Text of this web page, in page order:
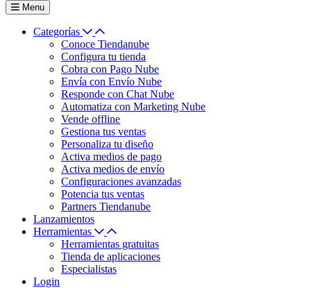
Menu
Categorías
Conoce Tiendanube
Configura tu tienda
Cobra con Pago Nube
Envía con Envío Nube
Responde con Chat Nube
Automatiza con Marketing Nube
Vende offline
Gestiona tus ventas
Personaliza tu diseño
Activa medios de pago
Activa medios de envío
Configuraciones avanzadas
Potencia tus ventas
Partners Tiendanube
Lanzamientos
Herramientas
Herramientas gratuitas
Tienda de aplicaciones
Especialistas
Login